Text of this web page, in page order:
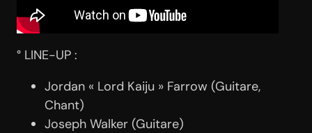
° LINE-UP :
Jordan « Lord Kaiju » Farrow (Guitare,
Chant)
Joseph Walker (Guitare)